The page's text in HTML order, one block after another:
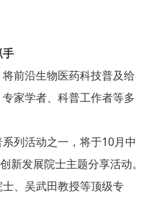
前沿生物医药科技普及给
家学者、科普工作者等多
列活动之一，将于10月中
新发展院士主题分享活动。
、吴武田教授等顶级专